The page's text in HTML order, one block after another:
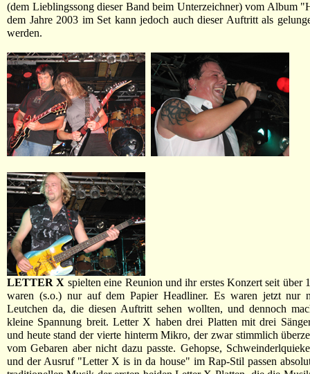
(dem Lieblingssong dieser Band beim Unterzeichner) vom Album
dem Jahre 2003 im Set kann jedoch auch dieser Auftritt als
werden.
LETTER X spielten eine Reunion und ihr erstes Konzert seit über
waren (s.o.) nur auf dem Papier Headliner. Es waren jetzt nur
Leutchen da, die diesen Auftritt sehen wollten, und dennoch
kleine Spannung breit. Letter X haben drei Platten mit drei
und heute stand der vierte hinterm Mikro, der zwar stimmlich
vom Gebaren aber nicht dazu passte. Gehopse,
und der Ausruf "Letter X is in da house" im Rap-Stil passen